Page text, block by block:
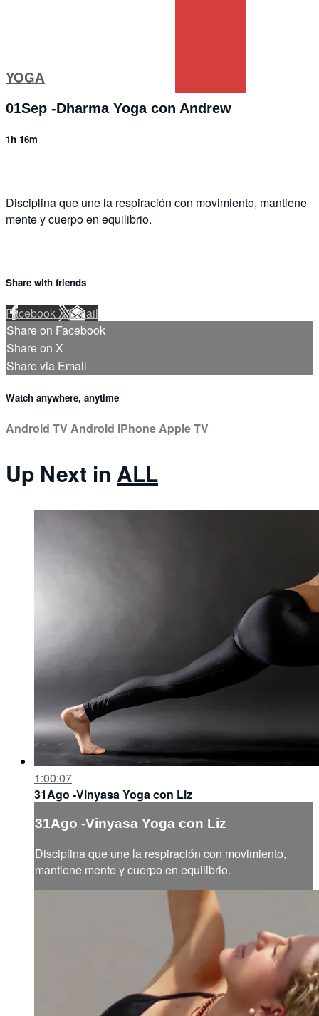
YOGA
01Sep -Dharma Yoga con Andrew
1h 16m
Disciplina que une la respiración con movimiento, mantiene
mente y cuerpo en equilibrio.
Share with friends
FacebookXEmail
Share on Facebook
Share on X
Share via Email
Watch anywhere, anytime
Android TV Android iPhoneApple TV
Up Next in ALL
1:00:07
31Ago -Vinyasa Yoga con Liz
31Ago -Vinyasa Yoga con Liz
Disciplina que une la respiración con movimiento,
mantiene mente y cuerpo en equilibrio.